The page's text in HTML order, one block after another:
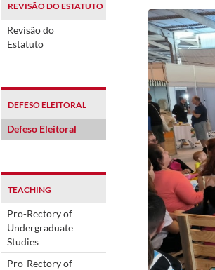
REVISÃO DO ESTATUTO
Revisão do
Estatuto
DEFESO ELEITORAL
Defeso Eleitoral
TEACHING
Pro-Rectory of
Undergraduate
Studies
Pro-Rectory of